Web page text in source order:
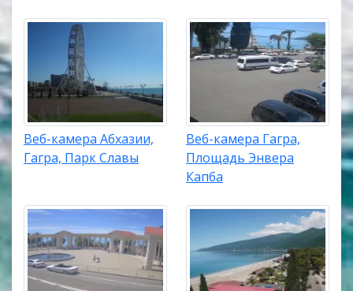
Веб-камера Абхазии,
Гагра, Парк Славы
Веб-камера Гагра,
Площадь Энвера
Капба